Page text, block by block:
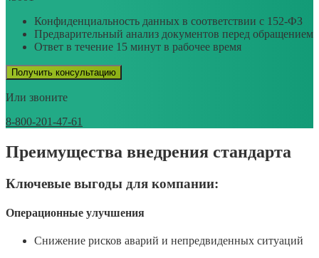
Конфиденциальность данных в соответствии с 152-ФЗ
Предварительный анализ документов перед обращением
Ответ в течение 15 минут в рабочее время
Получить консультацию
Или звоните
8-800-201-47-61
Преимущества внедрения стандарта
Ключевые выгоды для компании:
Операционные улучшения
Снижение рисков аварий и непредвиденных ситуаций